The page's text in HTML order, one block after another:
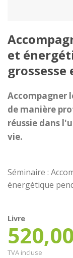
et
Accompagner
de manière
réussie dans
vie.
Séminaire :
énergétique
Livre
520,00
TVA incluse